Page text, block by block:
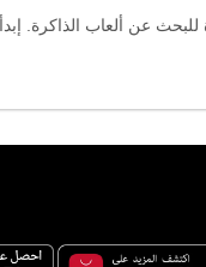
عن ألعاب الذاكرة.